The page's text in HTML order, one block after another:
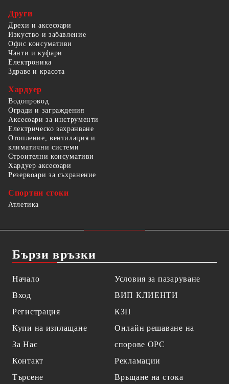
Други
Дрехи и аксесоари
Изкуство и забавление
Офис консумативи
Чанти и куфари
Електроника
Здраве и красота
Хардуер
Водопровод
Огради и заграждения
Аксесоари за инструменти
Електрическо захранване
Отопление, вентилация и
климатични системи
Строителни консумативи
Хардуер аксесоари
Резервоари за съхранение
Спортни стоки
Атлетика
Бързи връзки
Начало
Вход
Регистрация
Купи на изплащане
За Нас
Контакт
Търсене
Условия за пазаруване
ВИП КЛИЕНТИ
КЗП
Онлайн решаване на
спорове OPC
Рекламации
Връщане на стока